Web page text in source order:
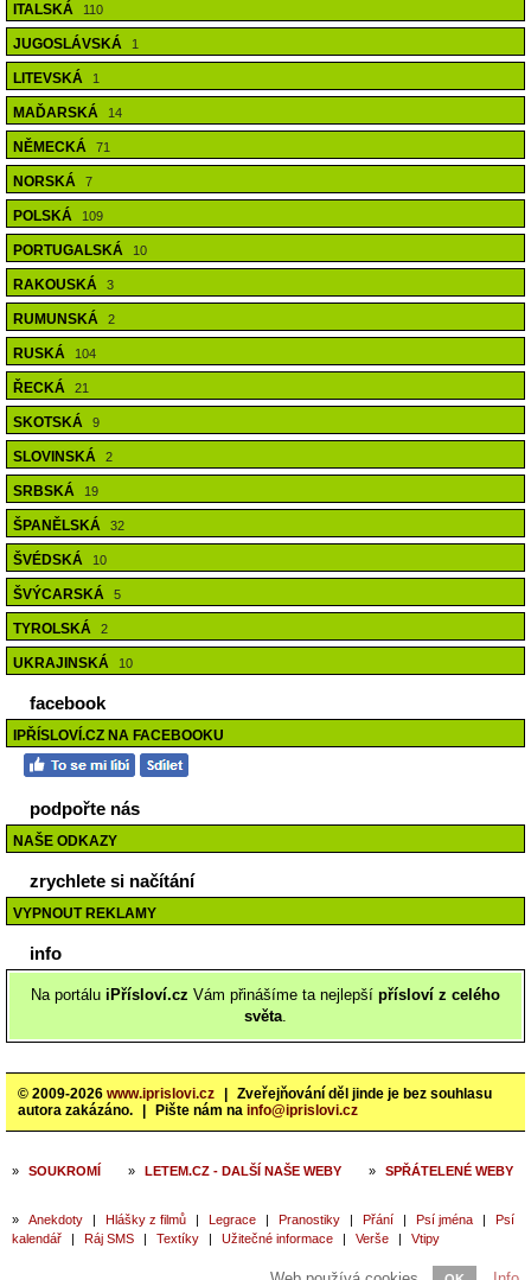
ITALSKÁ 110
JUGOSLÁVSKÁ 1
LITEVSKÁ 1
MAĎARSKÁ 14
NĚMECKÁ 71
NORSKÁ 7
POLSKÁ 109
PORTUGALSKÁ 10
RAKOUSKÁ 3
RUMUNSKÁ 2
RUSKÁ 104
ŘECKÁ 21
SKOTSKÁ 9
SLOVINSKÁ 2
SRBSKÁ 19
ŠPANĚLSKÁ 32
ŠVÉDSKÁ 10
ŠVÝCARSKÁ 5
TYROLSKÁ 2
UKRAJINSKÁ 10
facebook
IPŘÍSLOVÍ.CZ NA FACEBOOKU
podpořte nás
NAŠE ODKAZY
zrychlete si načítání
VYPNOUT REKLAMY
info
Na portálu iPřísloví.cz Vám přinášíme ta nejlepší přísloví z celého
světa.
© 2009-2026 www.iprislovi.cz
Zveřejňování děl jinde je bez souhlasu
autora zakázáno.
Pište nám na info@iprislovi.cz
» SOUKROMÍ » LETEM.CZ - DALŠÍ NAŠE WEBY » SPŘÁTELENÉ WEBY
» Anekdoty | Hlášky z filmů | Legrace | Pranostiky | Přání | Psí jména |
Psí
kalendář
| Ráj SMS | Textíky | Užitečné informace | Verše | Vtipy